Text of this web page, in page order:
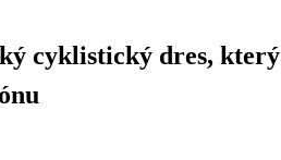
cyklistický dres, který